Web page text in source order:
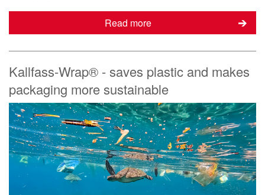
Read more
Kallfass-Wrap® - saves plastic and makes
packaging more sustainable